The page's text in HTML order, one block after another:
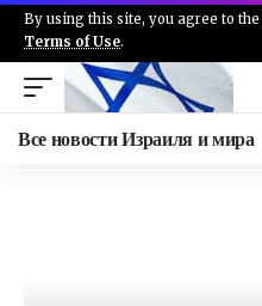
By using this site, you agree to the
Terms of Use.
Все новости Израиля и мира